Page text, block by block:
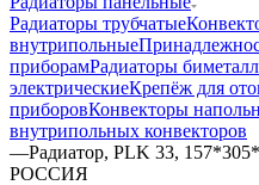
Радиаторы трубчатые
внутрипольные
приборамРадиаторы
электрическиеКрепёж для
приборовКонвекторы
внутрипольных конвекторов
—Радиатор, PLK 33,
РОССИЯ